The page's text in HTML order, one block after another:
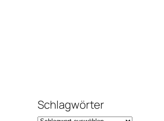
Schlagwörter